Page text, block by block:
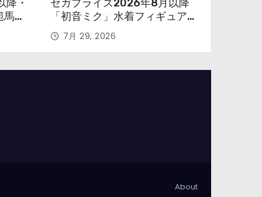
・
勇
セガプライズ2026年8月以降
「初音ミク」水着フィギュアが
色味を変えて再登場！
7月 29, 2026
About